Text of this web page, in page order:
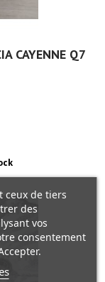
CAYENNE Q7
ceux de tiers
des
vos
consentement